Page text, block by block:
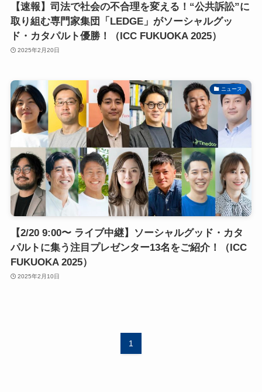
【速報】司法で社会の不合理を変える！“公共訴訟”に
取り組む専門家集団「LEDGE」がソーシャルグッ
ド・カタパルト優勝！（ICC FUKUOKA 2025）
2025年2月20日
ニュース
【2/20 9:00〜 ライブ中継】ソーシャルグッド・カタ
パルトに集う注目プレゼンター13名をご紹介！（ICC
FUKUOKA 2025）
2025年2月10日
1